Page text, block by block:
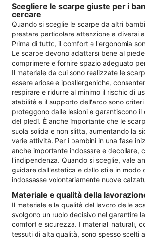
Scegliere le scarpe giuste per i
cercare
Quando si sceglie le scarpe da altri
prestare particolare attenzione a diversi
Prima di tutto, il comfort e l'ergonomia
Le scarpe devono adattarsi bene al
comprimere e fornire spazio adeguato
Il materiale da cui sono realizzate le
essere ariose e ipoallergeniche,
respirare e ridurre al minimo il rischio di
stabilità e il supporto dell'arco sono
proteggono dalle lesioni e garantiscono
dei piedi. È anche importante che le
suola solida e non slitta, aumentando la
varie attività. Per i bambini in una fase
anche importante indossare e decollare,
l'indipendenza. Quando si sceglie, vale
guidare dall'estetica e dallo stile in modo
indossasse volontariamente nuove
Materiale e qualità della
Il materiale e la qualità del lavoro delle
svolgono un ruolo decisivo nel garantire
comfort e sicurezza. I materiali naturali,
tessuti di alta qualità, sono spesso scelti